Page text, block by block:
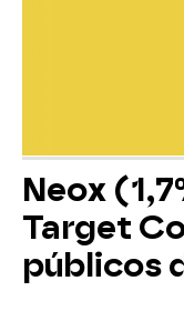
Neox
Target
públicos